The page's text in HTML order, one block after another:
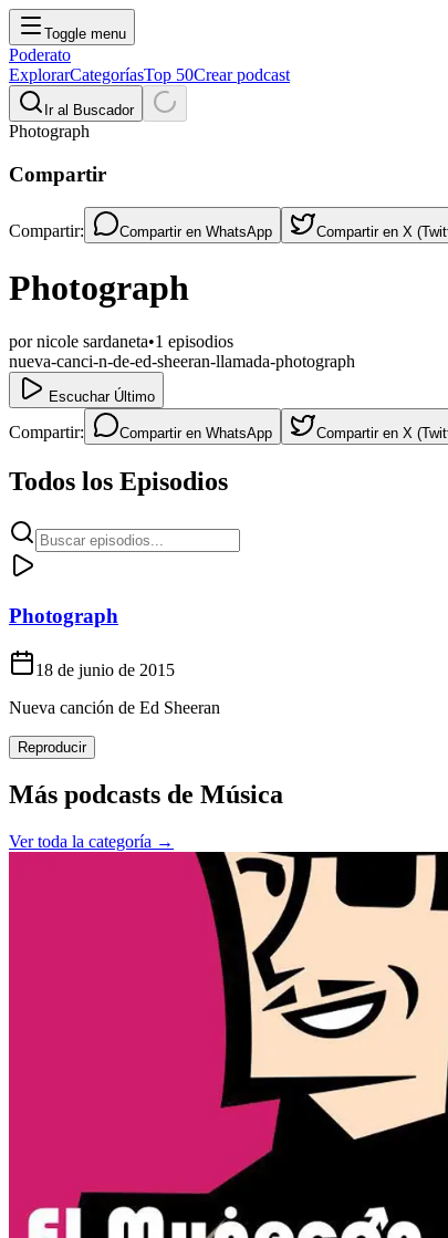
Toggle menu
Poderato
ExplorarCategoríasTop 50Crear podcast
Ir al Buscador
Photograph
Compartir
Compartir: Compartir en WhatsApp Compartir en X
Photograph
pornicole sardaneta•1 episodios
nueva-canci-n-de-ed-sheeran-llamada-photograph
Escuchar Último
Compartir: Compartir en WhatsApp Compartir en X
Todos los Episodios
Photograph
18 de junio de 2015
Nueva canción de Ed Sheeran
Reproducir
Más podcasts de Música
Ver toda la categoría →